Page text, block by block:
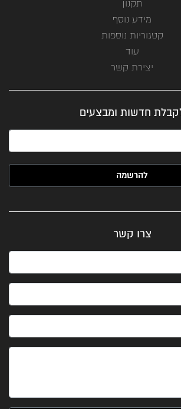
תקנון
מידע נוסף
קטגוריות נוספות
עוד
יצירת קשר
חדשות ומבצעים
צרו קשר